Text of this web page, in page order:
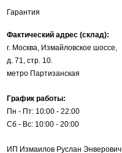
Гарантия
Фактический адрес (склад):
г. Москва, Измайловское шоссе,
д. 71, стр. 10.
метро Партизанская
График работы:
Пн - Пт: 10:00 - 22:00
Сб - Вс: 10:00 - 20:00
ИП Измаилов Руслан Энверович